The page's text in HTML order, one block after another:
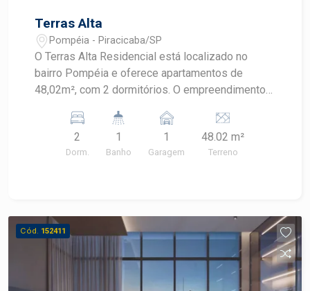
Terras Alta
Pompéia - Piracicaba/SP
O Terras Alta Residencial está localizado no
bairro Pompéia e oferece apartamentos de
48,02m², com 2 dormitórios. O empreendimento
momentos de descontração. Uma excelente
opção para quem busca conforto e praticidade
em uma localização privilegiada.
2
Dorm.
1
Banho
1
Garagem
48.02 m²
Terreno
Cód. 152411